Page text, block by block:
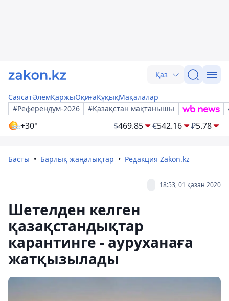
Қаз
СаясатӘлемҚаржыОқиғаҚұқықМақалалар
#Референдум-2026
#Қазақстан мақтанышы
+30° $469.85 €542.16 ₽5.78
Басты Барлық жаңалықтар Редакция Zakon.kz
18:53, 01 қазан 2020
Шетелден келген
қазақстандықтар
карантинге - ауруханаға
жатқызылады